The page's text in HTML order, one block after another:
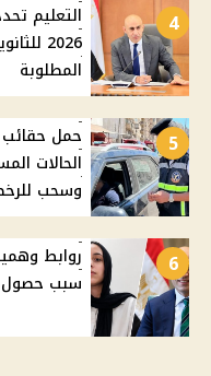
4
التعليم
2026
المطلوبة
5
حمل حقائب
الحالات
وسحب
6
روابط
سبب حصول ريم